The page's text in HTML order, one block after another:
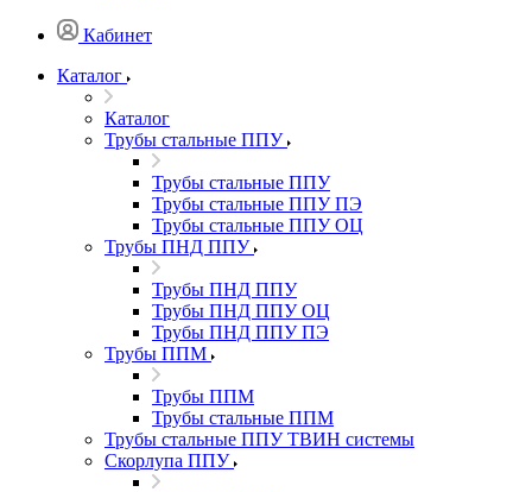
Кабинет
Каталог
Каталог
Трубы стальные ППУ
Трубы стальные ППУ
Трубы стальные ППУ ПЭ
Трубы стальные ППУ ОЦ
Трубы ПНД ППУ
Трубы ПНД ППУ
Трубы ПНД ППУ ОЦ
Трубы ПНД ППУ ПЭ
Трубы ППМ
Трубы ППМ
Трубы стальные ППМ
Трубы стальные ППУ ТВИН системы
Скорлупа ППУ